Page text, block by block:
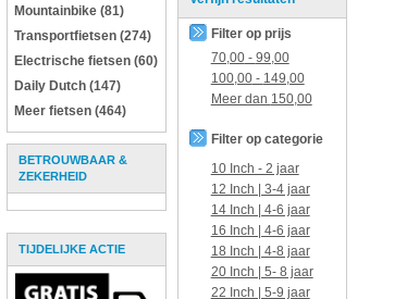
Mountainbike (81)
Transportfietsen (274)
Electrische fietsen (60)
Daily Dutch (147)
Meer fietsen (464)
BETROUWBAAR &
ZEKERHEID
TIJDELIJKE ACTIE
Filter op prijs
70,00- 99,00
100,00- 149,00
Meer dan 150,00
Filter op categorie
10 Inch - 2 jaar
12 Inch | 3-4 jaar
14 Inch | 4-6 jaar
16 Inch | 4-6 jaar
18 Inch | 4-8 jaar
20 Inch | 5- 8 jaar
22 Inch | 5-9 jaar